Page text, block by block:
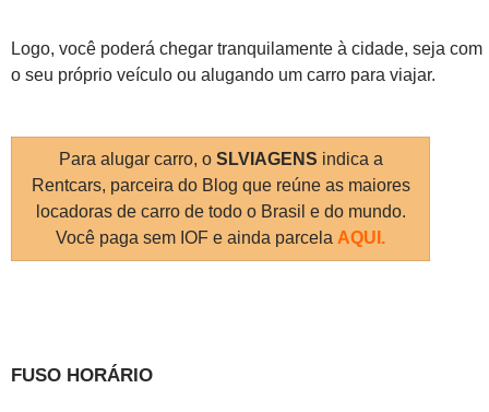
Logo, você poderá chegar tranquilamente à cidade, seja com
o seu próprio veículo ou alugando um carro para viajar.
Para alugar carro, o SLVIAGENS indica a
Rentcars, parceira do Blog que reúne as maiores
locadoras de carro de todo o Brasil e do mundo.
Você paga sem IOF e ainda parcela AQUI .
FUSO HORÁRIO